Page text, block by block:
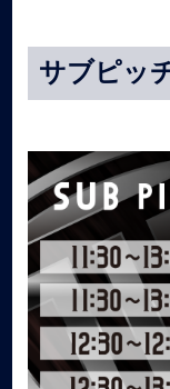
サブピッ